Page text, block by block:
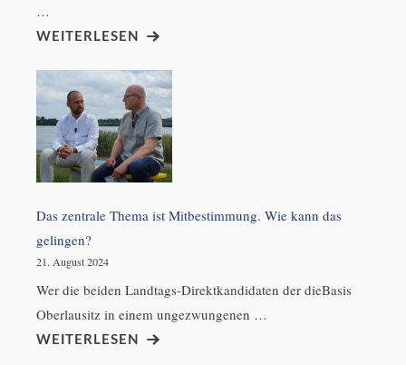
…
WEITERLESEN
Das zentrale Thema ist Mitbestimmung. Wie kann das
gelingen?
21. August 2024
Wer die beiden Landtags-Direktkandidaten der dieBasis
Oberlausitz in einem ungezwungenen …
WEITERLESEN